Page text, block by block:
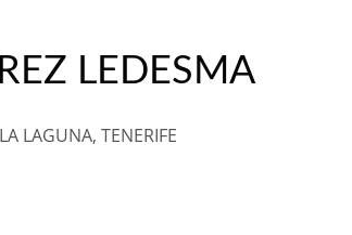
LEDESMA
LAGUNA, TENERIFE